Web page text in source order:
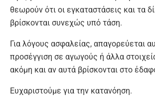
θεωρούν ότι οι εγκαταστάσεις και τα
βρίσκονται συνεχώς υπό τάση.
Για λόγους ασφαλείας, απαγορεύεται
προσέγγιση σε αγωγούς ή άλλα
ακόμη και αν αυτά βρίσκονται στο
Ευχαριστούμε για την κατανόηση.